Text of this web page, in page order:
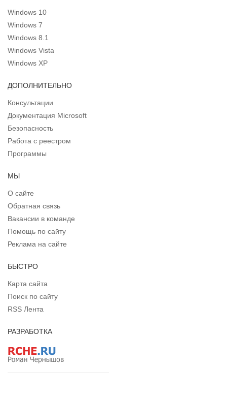
Windows 10
Windows 7
Windows 8.1
Windows Vista
Windows XP
ДОПОЛНИТЕЛЬНО
Консультации
Документация Microsoft
Безопасность
Работа с реестром
Программы
МЫ
О сайте
Обратная связь
Вакансии в команде
Помощь по сайту
Реклама на сайте
БЫСТРО
Карта сайта
Поиск по сайту
RSS Лента
РАЗРАБОТКА